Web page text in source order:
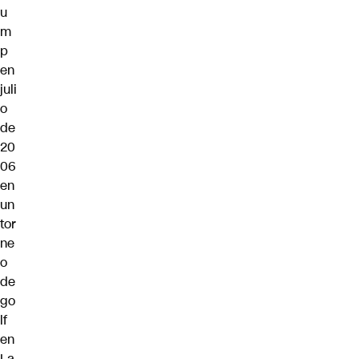
u
m
p
en
juli
o
de
20
06
en
un
tor
ne
o
de
go
lf
en